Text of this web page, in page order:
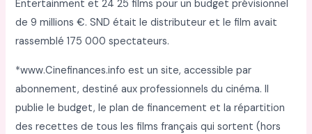
Entertainment et 24 25 films pour un budget prévisionnel
de 9 millions €. SND était le distributeur et le film avait
rassemblé 175 000 spectateurs.
*www.Cinefinances.info est un site, accessible par
abonnement, destiné aux professionnels du cinéma. Il
publie le budget, le plan de financement et la répartition
des recettes de tous les films français qui sortent (hors